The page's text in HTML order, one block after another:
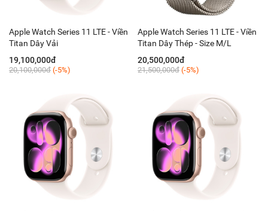
Apple Watch Series 11 LTE - Viền
Titan Dây Vải
19,100,000đ
20,100,000đ (-5%)
Apple Watch Series 11 LTE - Viền
Titan Dây Thép - Size M/L
20,500,000đ
21,500,000đ (-5%)